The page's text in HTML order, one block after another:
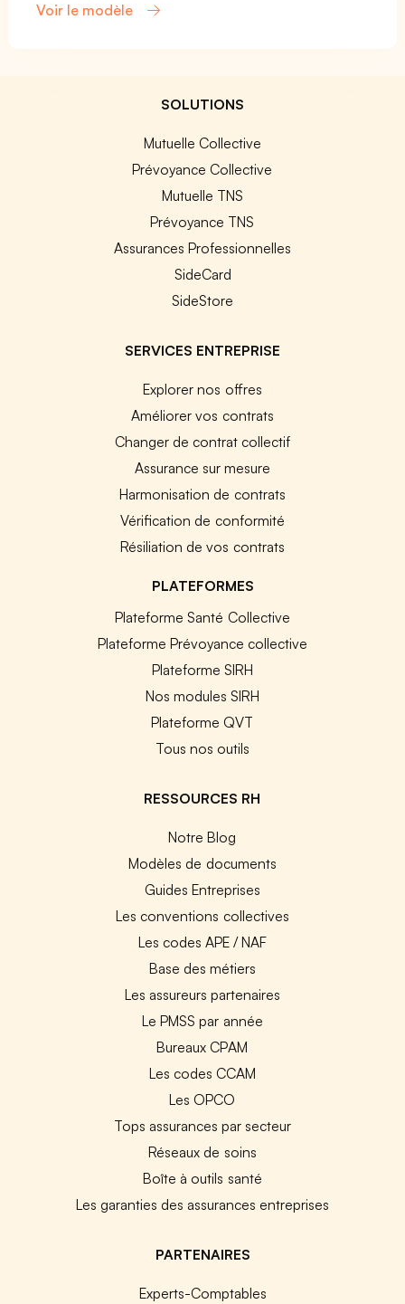
Voir le modèle
SOLUTIONS
Mutuelle Collective
Prévoyance Collective
Mutuelle TNS
Prévoyance TNS
Assurances Professionnelles
SideCard
SideStore
SERVICES ENTREPRISE
Explorer nos offres
Améliorer vos contrats
Changer de contrat collectif
Assurance sur mesure
Harmonisation de contrats
Vérification de conformité
Résiliation de vos contrats
PLATEFORMES
Plateforme Santé Collective
Plateforme Prévoyance collective
Plateforme SIRH
Nos modules SIRH
Plateforme QVT
Tous nos outils
RESSOURCES RH
Notre Blog
Modèles de documents
Guides Entreprises
Les conventions collectives
Les codes APE / NAF
Base des métiers
Les assureurs partenaires
Le PMSS par année
Bureaux CPAM
Les codes CCAM
Les OPCO
Tops assurances par secteur
Réseaux de soins
Boîte à outils santé
Les garanties des assurances entreprises
PARTENAIRES
Experts-Comptables